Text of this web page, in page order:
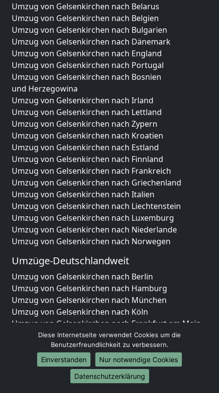
Umzug von Gelsenkirchen nach Belarus
Umzug von Gelsenkirchen nach Belgien
Umzug von Gelsenkirchen nach Bulgarien
Umzug von Gelsenkirchen nach Dänemark
Umzug von Gelsenkirchen nach England
Umzug von Gelsenkirchen nach Portugal
Umzug von Gelsenkirchen nach Bosnien
und Herzegowina
Umzug von Gelsenkirchen nach Irland
Umzug von Gelsenkirchen nach Lettland
Umzug von Gelsenkirchen nach Zypern
Umzug von Gelsenkirchen nach Kroatien
Umzug von Gelsenkirchen nach Estland
Umzug von Gelsenkirchen nach Finnland
Umzug von Gelsenkirchen nach Frankreich
Umzug von Gelsenkirchen nach Griechenland
Umzug von Gelsenkirchen nach Italien
Umzug von Gelsenkirchen nach Liechtenstein
Umzug von Gelsenkirchen nach Luxemburg
Umzug von Gelsenkirchen nach Niederlande
Umzug von Gelsenkirchen nach Norwegen
Umzüge-Deutschlandweit
Umzug von Gelsenkirchen nach Berlin
Umzug von Gelsenkirchen nach Hamburg
Umzug von Gelsenkirchen nach München
Umzug von Gelsenkirchen nach Köln
Umzug von Gelsenkirchen nach Frankfurt am Main
Umzug von Gelsenkirchen nach Stuttgart
Umzug von Gelsenkirchen nach Düsseldorf
Umzug von Gelsenkirchen nach Leipzig
Umzug von Gelsenkirchen nach Dortmund
Umzug von Gelsenkirchen nach Essen
Diese Internetseite verwendet Cookies um die
Benutzerfreundlichkeit zu verbessern.
Einverstanden
Nur notwendige Cookies
Datenschutzerklärung